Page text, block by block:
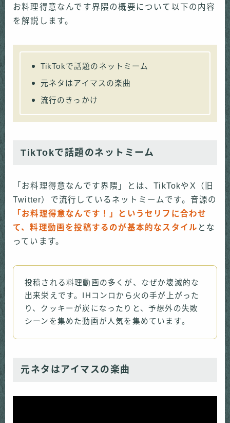
お料理得意なんです界隈の概要について以下の内容
を解説します。
TikTokで話題のネットミーム
元ネタはアイマスの楽曲
流行のきっかけ
TikTokで話題のネットミーム
「お料理得意なんです界隈」とは、TikTokやX（旧
Twitter）で流行しているネットミームです。音源の
「お料理得意なんです！」というセリフに合わせ
て、料理動画を投稿するのが基本的なスタイル とな
っています。
投稿される料理動画の多くが、なぜか壊滅的な
出来栄えです。IHコンロから火の手が上がった
り、クッキーが炭になったりと、予想外の失敗
シーンを集めた動画が人気を集めています。
元ネタはアイマスの楽曲